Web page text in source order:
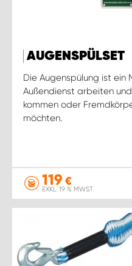
AUGENSPÜLSET
Die Augenspülung ist ein
Außendienst arbeiten
kommen oder
möchten.
119 €
EXKL. 19 % MWST.